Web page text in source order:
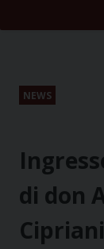
NEWS
di don